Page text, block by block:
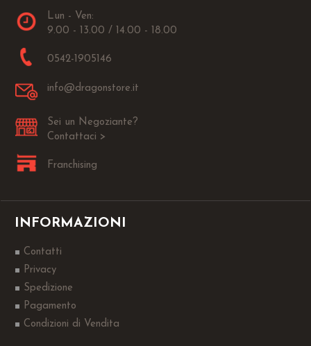
Lun - Ven:
9.00 - 13.00 / 14.00 - 18.00
0542-1905146
info@dragonstore.it
Sei un Negoziante?
Contattaci >
Franchising
INFORMAZIONI
Contatti
Privacy
Spedizione
Pagamento
Condizioni di Vendita